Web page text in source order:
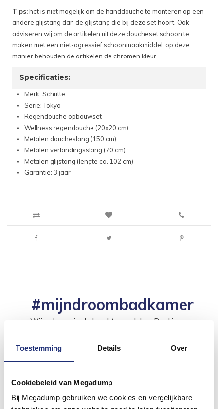
Toestemming Details Over
Cookiebeleid van Megadump
Bij Megadump gebruiken we cookies en vergelijkbare
Tips:het is niet mogelijk om de handdouche te monteren op een
andere glijstang dan de glijstang die bij deze set hoort. Ook
adviseren wij om de artikelen uit deze doucheset schoon te
maken met een niet-agressief schoonmaakmiddel: op deze
manier behouden de artikelen de chromen kleur.
Specificaties:
Merk: Schütte
Serie: Tokyo
Regendouche opbouwset
Wellness regendouche (20x20 cm)
Metalen doucheslang (150 cm)
Metalen verbindingsslang (70 cm)
Metalen glijstang (lengte ca. 102 cm)
Garantie: 3 jaar
#mijndroombadkamer
Wij geloven in de kracht van delen. Deel jouw
en tag @megadumpnl. Samen bouwen we een
inspirerende omgeving vol met unieke
badkamerstijlen. Doe je mee?